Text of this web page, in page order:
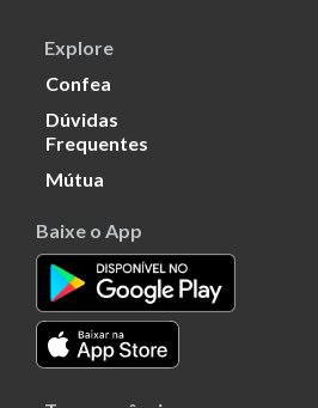
Explore
Confea
Dúvidas
Frequentes
Mútua
Baixe o App